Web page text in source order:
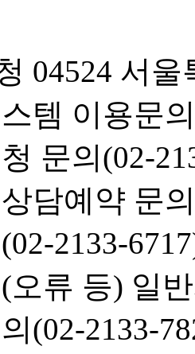
04524 서
템 이용문
문의(02-
담예약 문
2133-
류 등) 일
(02-2133-